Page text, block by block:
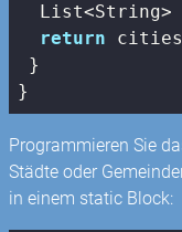
List<String>
return
}
}
Programmieren Sie
Städte oder
in einem static Block: